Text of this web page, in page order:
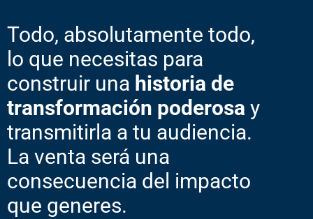
Todo, absolutamente todo,
lo que necesitas para
construir una historia de
transformación poderosa y
transmitirla a tu audiencia.
La venta será una
consecuencia del impacto
que generes.